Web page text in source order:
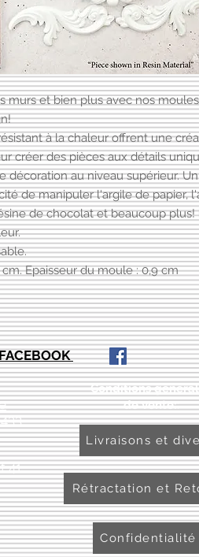
murs et bien plus avec nos
à la chaleur offrent une
créer des pièces aux détails
décoration au niveau supérieur.
de manipuler l'argile de papier,
de chocolat et beaucoup plus!
cm. Epaisseur du moule : 0,9 cm
41
Conditions
de vente::
Livraisons et
Rétractation et
Confidentialité